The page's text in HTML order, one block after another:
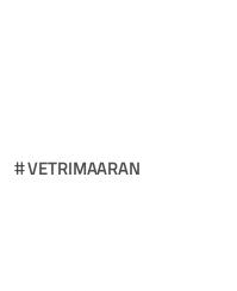
VETRIMAARAN